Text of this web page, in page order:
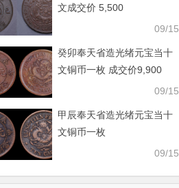
文成交价 5,500
09/15
癸卯奉天省造光绪元宝当十
文铜币一枚 成交价9,900
09/15
甲辰奉天省造光绪元宝当十
文铜币一枚
09/15